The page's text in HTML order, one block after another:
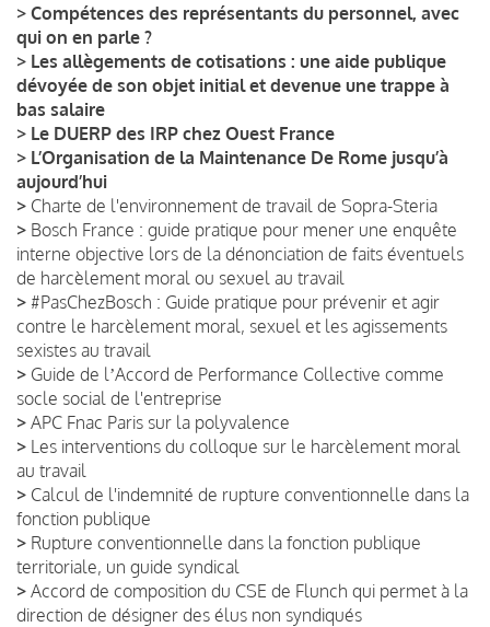
> Compétences des représentants du personnel, avec
qui on en parle ?
> Les allègements de cotisations : une aide publique
dévoyée de son objet initial et devenue une trappe à
bas salaire
> Le DUERP des IRP chez Ouest France
> L’Organisation de la Maintenance De Rome jusqu’à
aujourd’hui
> Charte de l'environnement de travail de Sopra-Steria
> Bosch France : guide pratique pour mener une enquête
interne objective lors de la dénonciation de faits éventuels
de harcèlement moral ou sexuel au travail
> #PasChezBosch : Guide pratique pour prévenir et agir
contre le harcèlement moral, sexuel et les agissements
sexistes au travail
> Guide de lʼAccord de Performance Collective comme
socle social de l'entreprise
> APC Fnac Paris sur la polyvalence
> Les interventions du colloque sur le harcèlement moral
au travail
> Calcul de l'indemnité de rupture conventionnelle dans la
fonction publique
> Rupture conventionnelle dans la fonction publique
territoriale, un guide syndical
> Accord de composition du CSE de Flunch qui permet à la
direction de désigner des élus non syndiqués